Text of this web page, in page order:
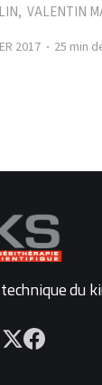
, VALENTIN
2017 25 min
du